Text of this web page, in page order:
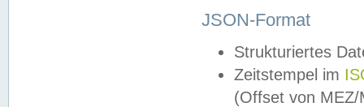
JSON-Format
Strukturiertes
Zeitstempel im
(Offset von MEZ/